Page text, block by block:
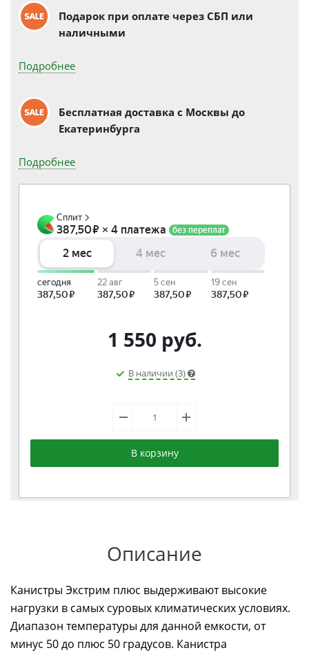
Подарок при оплате через СБП или
наличными
Подробнее
Бесплатная доставка c Москвы до
Екатеринбурга
Подробнее
1 550 руб.
В наличии (3)
В корзину
Описание
Канистры Экстрим плюс выдерживают высокие
нагрузки в самых суровых климатических условиях.
Диапазон температуры для данной емкости, от
минус 50 до плюс 50 градусов. Канистра